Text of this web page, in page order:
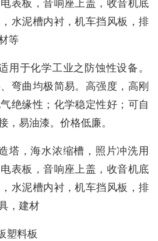
水泥槽内衬，机车挡风板，排
等
用于化学工业之防蚀性设备。
弯曲均极简易。高强度，高刚
绝缘性；化学稳定性好；可自
，易油漆。价格低廉。
塔，海水浓缩槽，照片冲洗用
表板，音响座上盖，收音机底
水泥槽内衬，机车挡风板，排
，建材
塑料板